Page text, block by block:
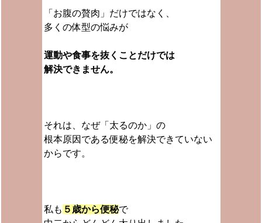
「お腹の贅肉」だけではなく、
多くの体型の悩みが
運動や食事を抜くことだけでは
解決できません。
それは、なぜ「太るのか」の
根本原因である便秘を解決できていない
からです。
私も ５歳から便秘で